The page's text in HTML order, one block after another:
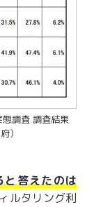
調査 調査結果
）
と答えたのは
ルタリング利